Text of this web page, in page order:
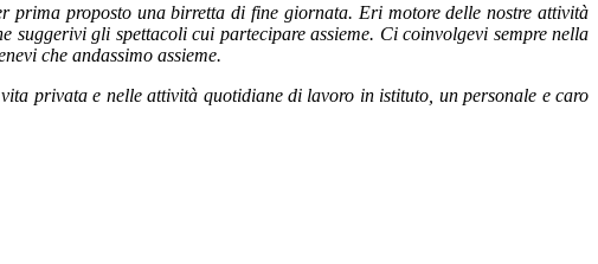
proposto una birretta di fine giornata. Eri motore delle nostre attività
gli spettacoli cui partecipare assieme. Ci coinvolgevi sempre nella
che andassimo assieme.
privata e nelle attività quotidiane di lavoro in istituto, un personale e caro